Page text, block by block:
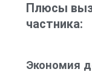
Плюсы
частника:
Экономия